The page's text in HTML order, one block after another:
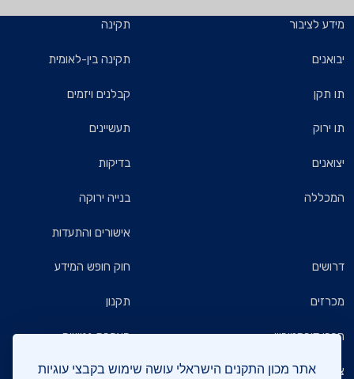
אתר מכון התקנים הישראלי עושה שימוש בקבצי עוגיות
מידע לציבור
יבואנים
תו תקן
תו ירוק
יצואנים
המכללה
תקינה
תקינה בין-לאומית
קבלנים ויזמים
תעשיינים
בדיקות
בנייה ירוקה
אישורים והתעדות
דרושים
מכרזים
חברי דירקטוריון
צרו קשר
חוק חופש המידע
תקנון
הצהרת נגישות
מדיניות הגנת הפרטיות